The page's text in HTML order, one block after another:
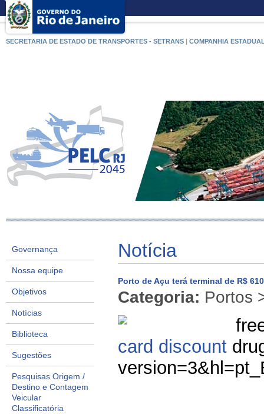
SECRETARIA DE ESTADO DE TRANSPORTES - SETRANS | COMPANHIA
Governança
Nossa equipe
Objetivos
Notícias
Biblioteca
Sugestões
Pesquisas Origem /
Destino e Contagem
Veicular
Classificatória
Notícia
Porto de Açu terá terminal de R$
Categoria: Portos
card discount